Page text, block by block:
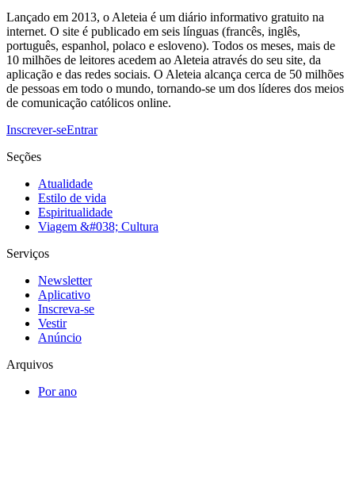
Lançado em 2013, o Aleteia é um diário informativo gratuito na
internet. O site é publicado em seis línguas (francês, inglês,
português, espanhol, polaco e esloveno). Todos os meses, mais de
10 milhões de leitores acedem ao Aleteia através do seu site, da
aplicação e das redes sociais. O Aleteia alcança cerca de 50 milhões
de pessoas em todo o mundo, tornando-se um dos líderes dos meios
de comunicação católicos online.
Inscrever-seEntrar
Seções
Atualidade
Estilo de vida
Espiritualidade
Viagem &#038; Cultura
Serviços
Newsletter
Aplicativo
Inscreva-se
Vestir
Anúncio
Arquivos
Por ano